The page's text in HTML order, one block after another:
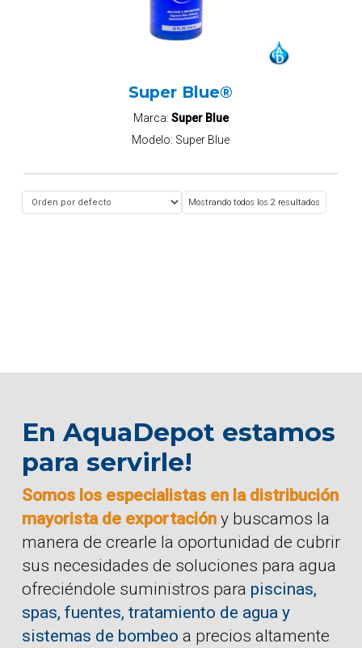
Super Blue®
Marca: Super Blue
Modelo: Super Blue
Mostrando todos los 2 resultados
En AquaDepot estamos
para servirle!
Somos los especialistas en la distribución
mayorista de exportacióny buscamos la
manera de crearle la oportunidad de cubrir
sus necesidades de soluciones para agua
ofreciéndole suministros para piscinas,
spas, fuentes, tratamiento de agua y
sistemas de bombeo a precios altamente